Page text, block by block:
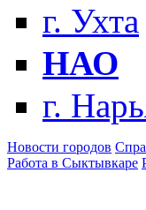
г. Ухта
НАО
г.
Новости городов
Работа в Сыктывкаре